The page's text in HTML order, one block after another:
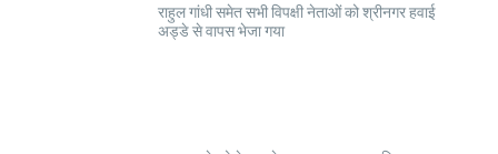
राहुल गांधी समेत सभी विपक्षी नेताओं को श्रीनगर हवाई
अड्डे से वापस भेजा गया